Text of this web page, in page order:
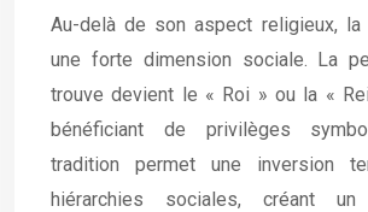
Au-delà de son aspect religieux,
une forte dimension sociale. La
trouve devient le « Roi » ou la «
bénéficiant de privilèges
tradition permet une inversion
hiérarchies sociales, créant